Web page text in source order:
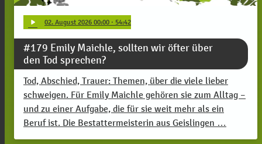
play_arrow 02. August 2026 00:00 · 54:42
#179 Emily Maichle, sollten wir öfter über
den Tod sprechen?
Tod, Abschied, Trauer: Themen, über die viele lieber
schweigen. Für Emily Maichle gehören sie zum Alltag –
und zu einer Aufgabe, die für sie weit mehr als ein
Beruf ist. Die Bestattermeisterin aus Geislingen …